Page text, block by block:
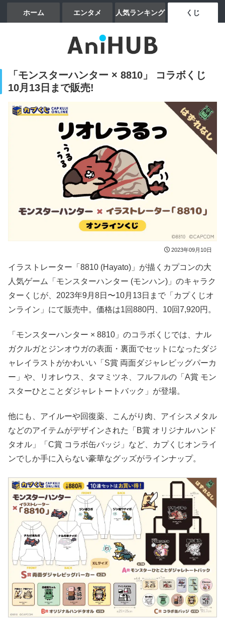
ホーム エンタメ 人気ランキング くじ
「モンスターハンター × 8810」 コラボくじ
10月13日まで販売!
2023年09月10日
イラストレーター「8810 (Hayato)」が描くカプコンの大
人気ゲーム「モンスターハンター (モンハン)」のキャラク
ターくじが、2023年9月8日〜10月13日まで「カプくじオ
ンライン」にて販売中。価格は1回880円、10回7,920円。
「モンスターハンター × 8810」のコラボくじでは、ナル
ガクルガとジンオウガの表面・裏面でセットになったダジ
ャレイラストがかわいい「S賞 両面ダジャレビッグパーカ
ー」や、リオレウス、タマミツネ、フルフルの「A賞 モン
スターひとことダジャレトートバック」が登場。
他にも、アイルーや回復薬、こんがり肉、アイシスメタル
などのアイテムがデザインされた「B賞 オリジナルハンド
タオル」「C賞 コラボ缶バッジ」など、カプくじオンライ
ンでしか手に入らない豪華なグッズがラインナップ。